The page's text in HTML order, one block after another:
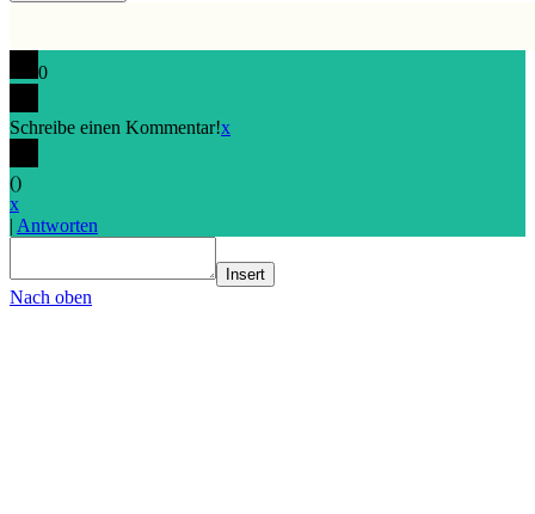
0
Schreibe einen Kommentar!x
()
x
| Antworten
Insert
Nach oben